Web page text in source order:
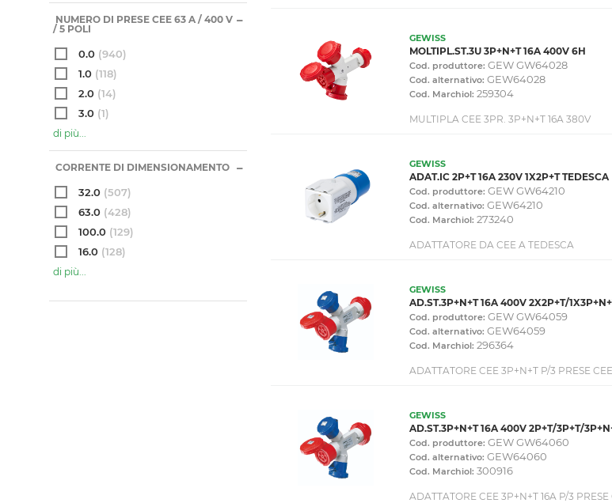
NUMERO DI PRESE CEE 63 A / 400 V
/ 5 POLI
0.0 (940)
1.0 (118)
2.0 (14)
3.0 (1)
di più...
CORRENTE DI DIMENSIONAMENTO
32.0 (507)
63.0 (428)
100.0 (129)
16.0 (128)
di più...
GEWISS
MOLTIPL.ST.3U 3P+N+T 16A 400V 6H
Cod. produttore: GEW GW64028
Cod. alternativo: GEW64028
Cod. Marchiol: 259304
MULTIPLA CEE 3PR. 3P+N+T 16A 380V
GEWISS
ADAT.IC 2P+T 16A 230V 1X2P+T TEDESCA
Cod. produttore: GEW GW64210
Cod. alternativo: GEW64210
Cod. Marchiol: 273240
ADATTATORE DA CEE A TEDESCA
GEWISS
AD.ST.3P+N+T 16A 400V 2X2P+T/
Cod. produttore: GEW GW64059
Cod. alternativo: GEW64059
Cod. Marchiol: 296364
ADATTATORE CEE 3P+N+T P/3 PRESE CEE
GEWISS
AD.ST.3P+N+T 16A 400V 2P+T/3P+T/
Cod. produttore: GEW GW64060
Cod. alternativo: GEW64060
Cod. Marchiol: 300916
ADATTATORE CEE 3P+N+T 16A P/3 PRESE